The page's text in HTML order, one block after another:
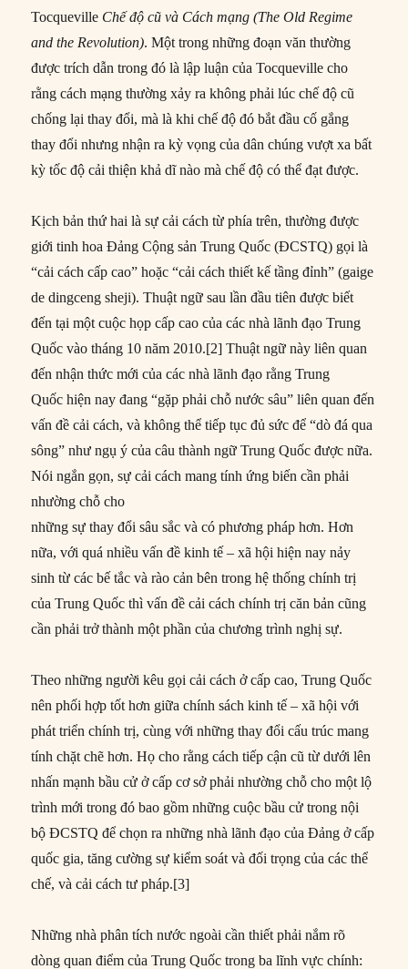
Tocqueville Chế độ cũ và Cách mạng (The Old Regime
and the Revolution). Một trong những đoạn văn thường
được trích dẫn trong đó là lập luận của Tocqueville cho
rằng cách mạng thường xảy ra không phải lúc chế độ cũ
chống lại thay đổi, mà là khi chế độ đó bắt đầu cố gắng
thay đổi nhưng nhận ra kỳ vọng của dân chúng vượt xa bất
kỳ tốc độ cải thiện khả dĩ nào mà chế độ có thể đạt được.
Kịch bản thứ hai là sự cải cách từ phía trên, thường được
giới tinh hoa Đảng Cộng sản Trung Quốc (ĐCSTQ) gọi là
“cải cách cấp cao” hoặc “cải cách thiết kế tầng đỉnh” (gaige
de dingceng sheji). Thuật ngữ sau lần đầu tiên được biết
đến tại một cuộc họp cấp cao của các nhà lãnh đạo Trung
Quốc vào tháng 10 năm 2010.[2] Thuật ngữ này liên quan
đến nhận thức mới của các nhà lãnh đạo rằng Trung
Quốc hiện nay đang “gặp phải chỗ nước sâu” liên quan đến
vấn đề cải cách, và không thể tiếp tục đủ sức để “dò đá qua
sông” như ngụ ý của câu thành ngữ Trung Quốc được nữa.
Nói ngắn gọn, sự cải cách mang tính ứng biến cần phải
nhường chỗ cho
những sự thay đổi sâu sắc và có phương pháp hơn. Hơn
nữa, với quá nhiều vấn đề kinh tế – xã hội hiện nay nảy
sinh từ các bế tắc và rào cản bên trong hệ thống chính trị
của Trung Quốc thì vấn đề cải cách chính trị căn bản cũng
cần phải trở thành một phần của chương trình nghị sự.
Theo những người kêu gọi cải cách ở cấp cao, Trung Quốc
nên phối hợp tốt hơn giữa chính sách kinh tế – xã hội với
phát triển chính trị, cùng với những thay đổi cấu trúc mang
tính chặt chẽ hơn. Họ cho rằng cách tiếp cận cũ từ dưới lên
nhấn mạnh bầu cử ở cấp cơ sở phải nhường chỗ cho một lộ
trình mới trong đó bao gồm những cuộc bầu cử trong nội
bộ ĐCSTQ để chọn ra những nhà lãnh đạo của Đảng ở cấp
quốc gia, tăng cường sự kiểm soát và đối trọng của các thể
chế, và cải cách tư pháp.[3]
Những nhà phân tích nước ngoài cần thiết phải nắm rõ
dòng quan điểm của Trung Quốc trong ba lĩnh vực chính: